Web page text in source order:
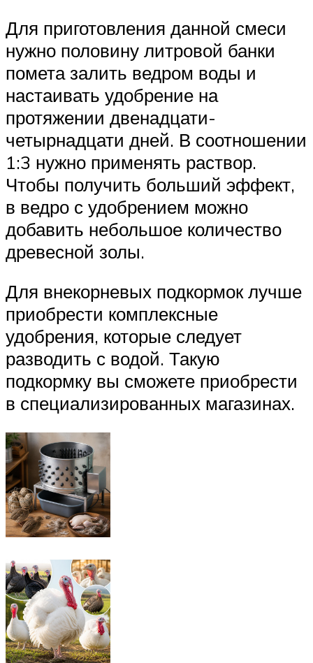
Для приготовления данной смеси
нужно половину литровой банки
помета залить ведром воды и
настаивать удобрение на
протяжении двенадцати-
четырнадцати дней. В соотношении
1:3 нужно применять раствор.
Чтобы получить больший эффект,
в ведро с удобрением можно
добавить небольшое количество
древесной золы.
Для внекорневых подкормок лучше
приобрести комплексные
удобрения, которые следует
разводить с водой. Такую
подкормку вы сможете приобрести
в специализированных магазинах.